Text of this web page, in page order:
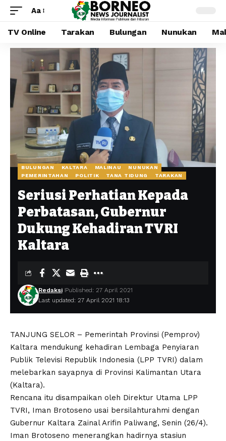
Aa
TV Online Tarakan Bulungan Nunukan
BULUNGAN KALTARA MALINAU
NUNUKAN
PEMERINTAHAN
POLITIK TANA TIDUNG TARAKAN
Seriusi Perhatian Kepada
Perbatasan, Gubernur
Dukung Kehadiran TVRI
Kaltara
Last updated: 27 April 2021 18:13
Redaksi Published: 27 April 2021
TANJUNG SELOR – Pemerintah Provinsi (Pemprov)
Kaltara mendukung kehadiran Lembaga Penyiaran
Publik Televisi Republik Indonesia (LPP TVRI) dalam
melebarkan sayapnya di Provinsi Kalimantan Utara
(Kaltara).
Rencana itu disampaikan oleh Direktur Utama LPP
TVRI, Iman Brotoseno usai bersilahturahmi dengan
Gubernur Kaltara Zainal Arifin Paliwang, Senin (26/4).
Iman Brotoseno menerangkan hadirnya stasiun